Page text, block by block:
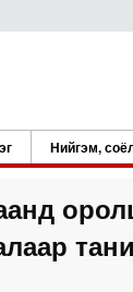
Нийгэм,